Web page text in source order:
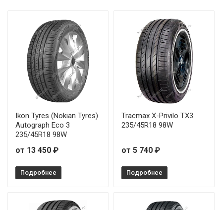
Ikon Tyres (Nokian Tyres)
Autograph Eco 3
235/45R18 98W
от 13 450 ₽
Подробнее
Tracmax X-Privilo TX3
235/45R18 98W
от 5 740 ₽
Подробнее